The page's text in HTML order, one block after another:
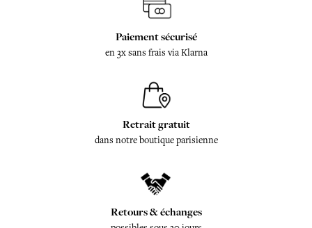
Paiement sécurisé
en 3x sans frais via Klarna
Retrait gratuit
dans notre boutique parisienne
Retours & échanges